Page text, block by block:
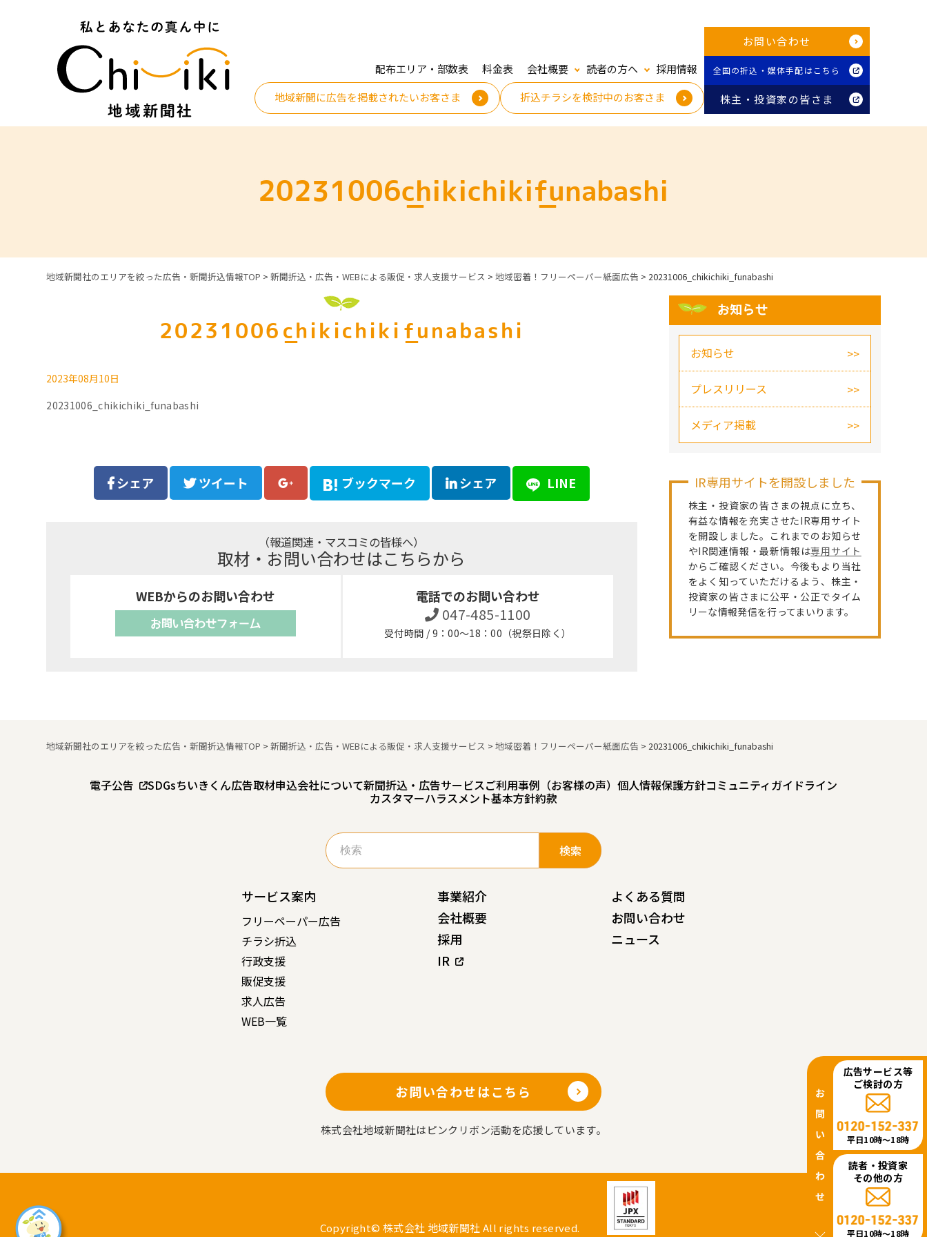
配布エリア・部数表 料金表 会社概要 読者の方へ
採用情報
地域新聞に広告を掲載されたいお客さま
折込チラシを検討中のお客さま
お問い合わせ
全国の折込・媒体手配はこちら
株主・投資家の皆さま
20231006_chikichiki_funabashi
地域新聞社のエリアを絞った広告・新聞折込情報TOP >新聞折込・広告・WEBによる販促・求人支援サービス >地域密着！フリーペーパー紙面広告 >20231006_chikichiki_funabashi
20231006_chikichiki_funabashi
2023年08月10日
20231006_chikichiki_funabashi
シェア ツイート ブックマーク シェア LINE
（報道関連・マスコミの皆様へ）
取材・お問い合わせはこちらから
WEBからのお問い合わせ
お問い合わせフォーム
電話でのお問い合わせ
047-485-1100
受付時間 / 9：00～18：00（祝祭日除く）
お知らせ
お知らせ
プレスリリース
メディア掲載
IR専用サイトを開設しました
株主・投資家の皆さまの視点に立ち、
有益な情報を充実させたIR専用サイト
を開設しました。これまでのお知らせ
やIR関連情報・最新情報は専用サイト
からご確認ください。今後もより当社
をよく知っていただけるよう、株主・
投資家の皆さまに公平・公正でタイム
リーな情報発信を行ってまいります。
地域新聞社のエリアを絞った広告・新聞折込情報TOP >新聞折込・広告・WEBによる販促・求人支援サービス >地域密着！フリーペーパー紙面広告 > 20231006_chikichiki_funabashi
電子公告 SDGsちいきくん広告取材申込会社について新聞折込・広告サービスご利用事例（お客様の声） 個人情報保護方針コミュニティガイドライン
カスタマーハラスメント基本方針約款
検
索:
サービス案内
フリーペーパー広告
チラシ折込
行政支援
販促支援
求人広告
WEB一覧
事業紹介
会社概要
採用
IR
よくある質問
お問い合わせ
ニュース
お問い合わせはこちら
株式会社地域新聞社はピンクリボン活動を応援しています。
Copyright© 株式会社 地域新聞社 All rights reserved.
広告サービス等
ご検討の方
平日10時〜18時
読者・投資家
その他の方
平日10時〜18時